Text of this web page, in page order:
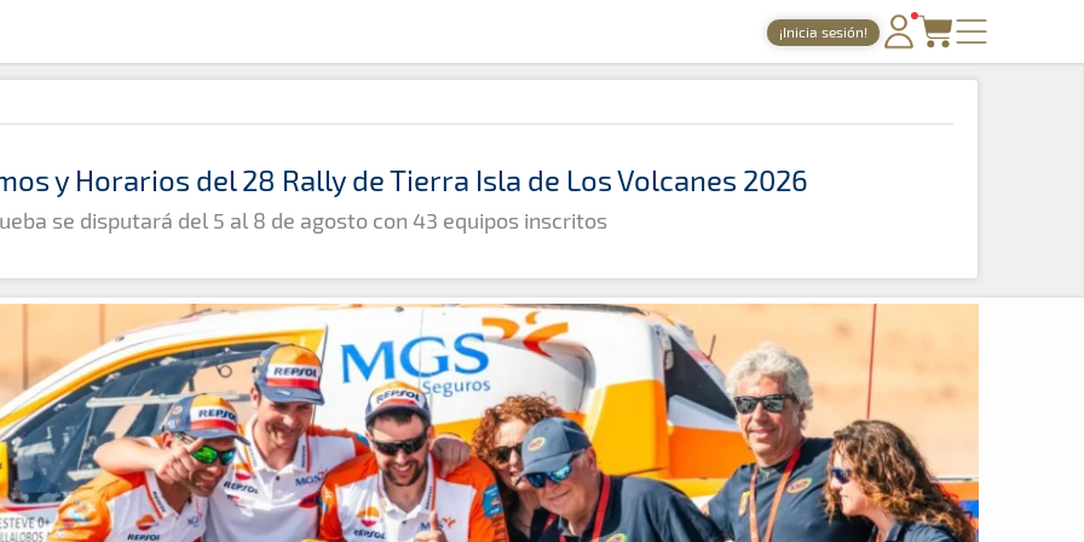
¡Inicia sesión!
PORTADA
TIEMPOS ONLINE
GALERÍAS
y Horarios del 28 Rally de Tierra Isla de Los Volcanes 2026
se disputará del 5 al 8 de agosto con 43 equipos inscritos